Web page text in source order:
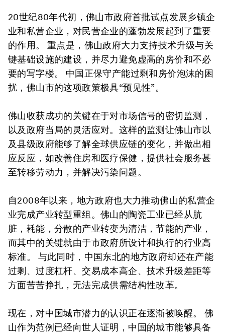
20世纪80年代初，佛山市政府首批试点发展乡镇企
业和私营企业，对民营企业的蓬勃发展起到了重要
的作用。 重点是，佛山政府大力支持技术升级与关
键基础设施的建设，并尽力避免虚高的房价和不必
要的写字楼。 中国正保守产能过剩和房价泡沫的困
扰，佛山市的这项政策极具“预见性”。
佛山收获成功的关键在于对市场信号的密切监测，
以及政府当局的灵活应对。这样的监测让佛山市以
及县级政府能够了解全球供应链的变化，并做出相
应反应，如改善住房和医疗保健，提供社会服务甚
至转移劳动力，并解决污染问题。
自2008年以来，地方政府也大力推动佛山的私营企
业完成产业转型重组。佛山的陶瓷工业已经从肮
脏，耗能，分散的产业转变为清洁，节能的产业，
而其中的关键就由于市政府所设计和执行的行业高
标准。 与此同时，中国东北的地方政府却还在产能
过剩、过度杠杆、交易成本高企、技术升级差距等
方面苦苦挣扎，无法完成供需结构性改革。
现在，对中国城市潜力的认识正在逐渐被唤醒。 佛
山作为范例已经向世人证明，中国的城市能够具备